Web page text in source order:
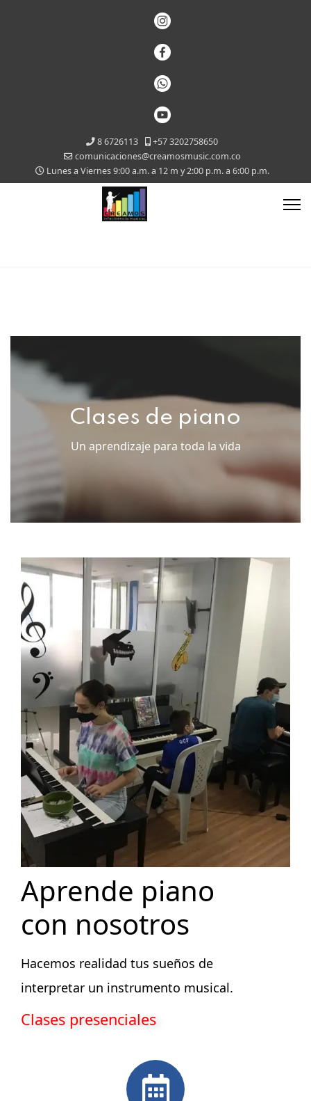
8 6726113
+57 3202758650
comunicaciones@creamosmusic.com.co
Lunes a Viernes 9:00 a.m. a 12 m y 2:00 p.m. a 6:00 p.m.
Clases de piano
Un aprendizaje para toda la vida
Aprende piano
con nosotros
Hacemos realidad tus sueños de
interpretar un instrumento musical.
Clases presenciales